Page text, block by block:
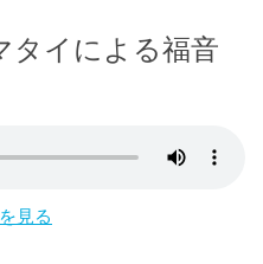
タイによる福音
見る